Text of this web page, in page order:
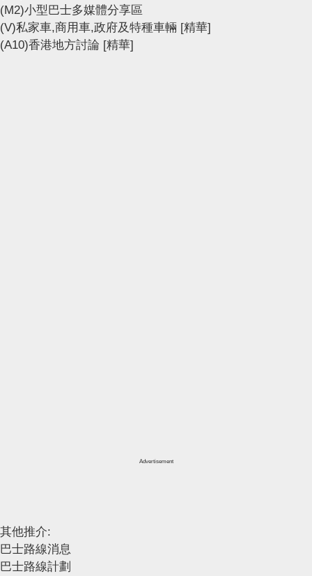
(M2)小型巴士多媒體分享區
(V)私家車,商用車,政府及特種車輛 [精華]
(A10)香港地方討論 [精華]
Advertisement
其他推介:
巴士路線消息
巴士路線計劃